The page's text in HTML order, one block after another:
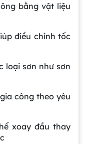
bằng vật liệu
điều chỉnh tốc
loại sơn như sơn
công theo yêu
xoay đầu thay